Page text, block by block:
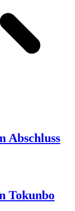
Abschluss
Tokunbo